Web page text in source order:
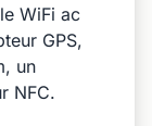
WiFi ac
GPS,
un
NFC.